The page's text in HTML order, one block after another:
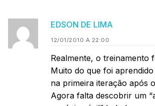
EDSON DE LIMA
12/01/2010 A 22:00
Realmente, o treinamento
Muito do que foi
na primeira iteração após
Agora falta descobrir um